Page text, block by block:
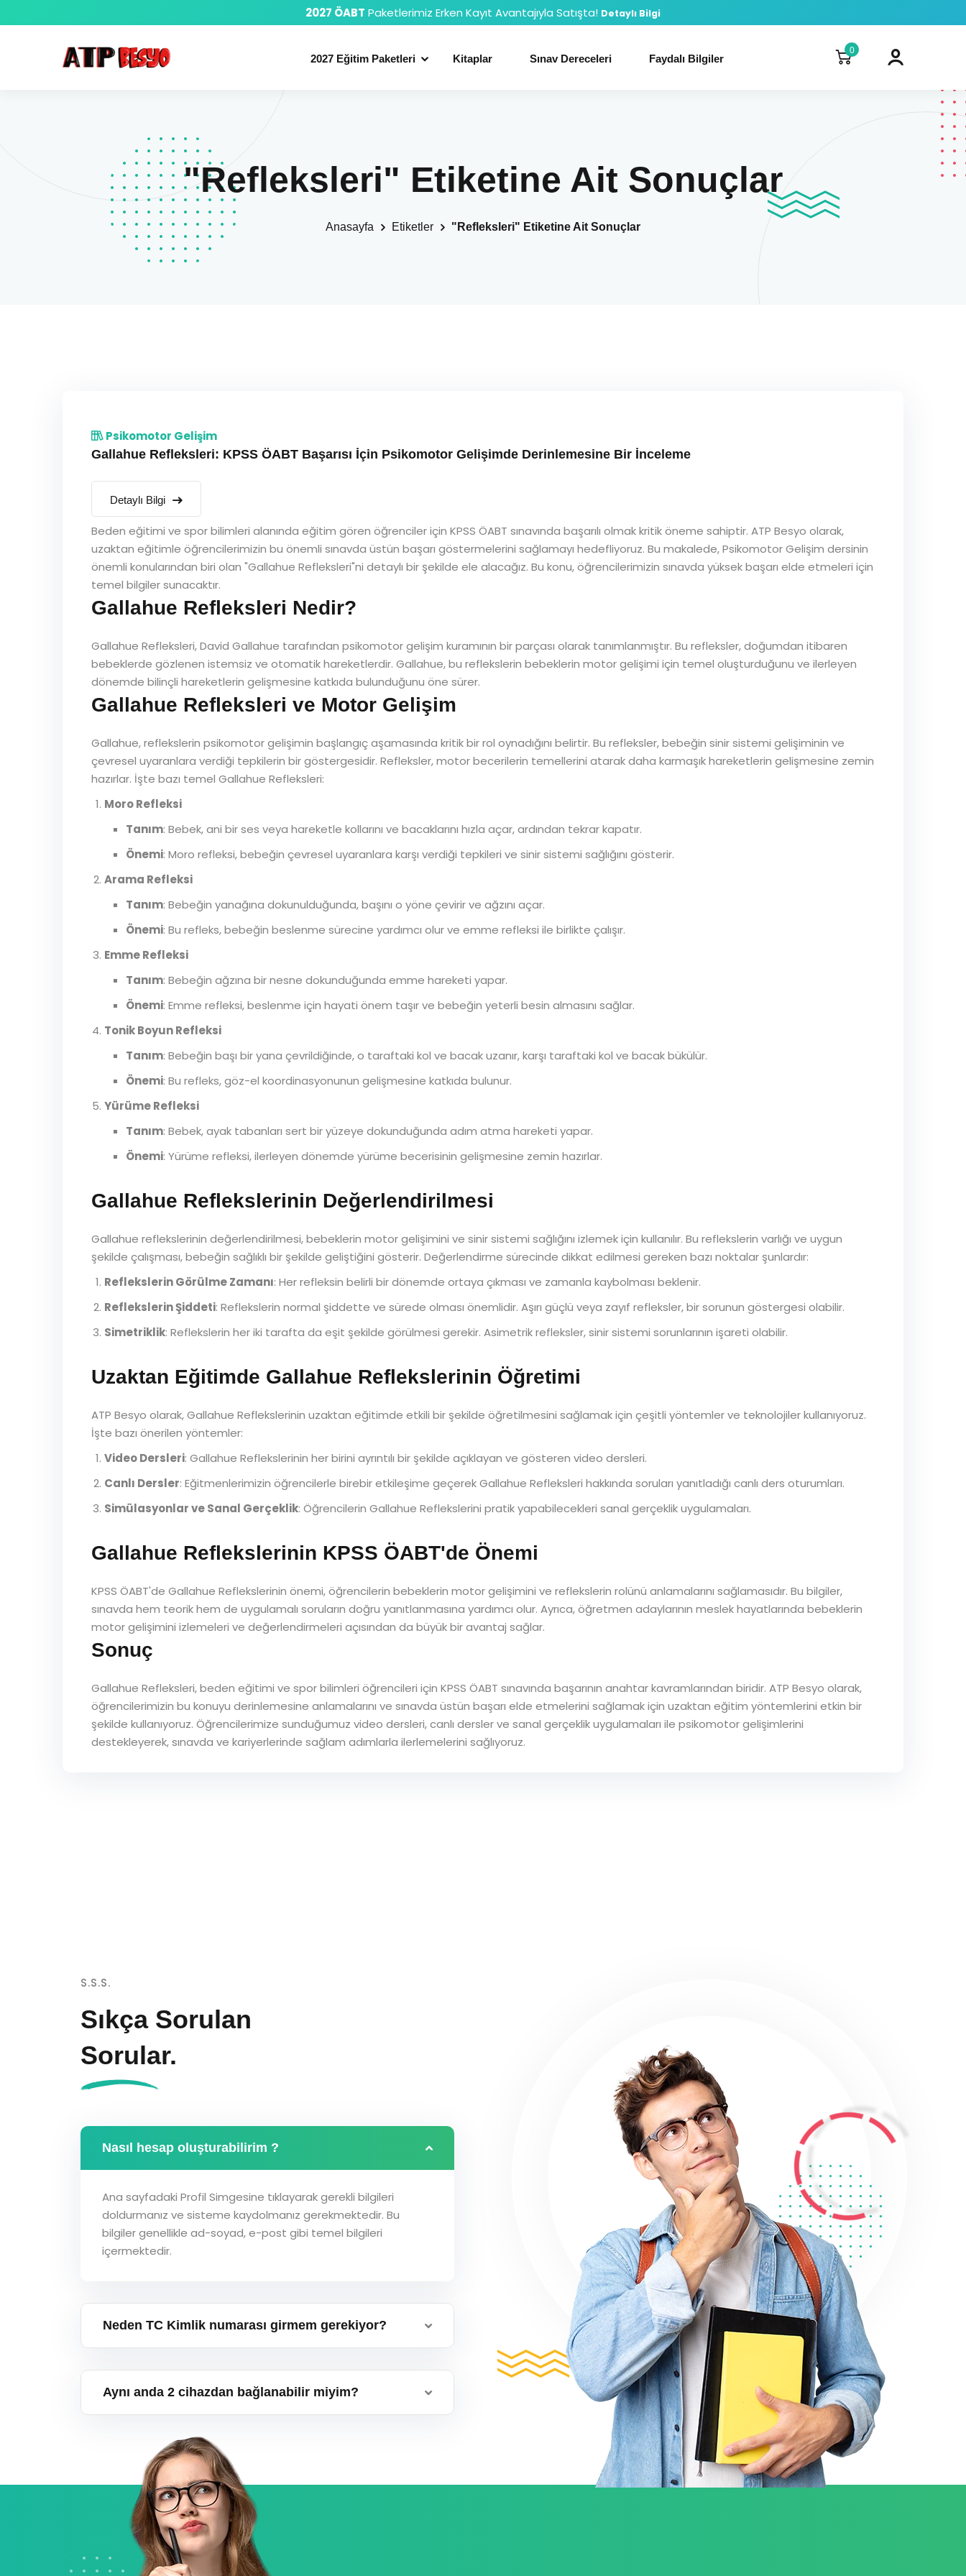
2027 ÖABT Paketlerimiz Erken Kayıt Avantajıyla Satışta! Detaylı Bilgi
2027 Eğitim Paketleri Kitaplar Sınav Dereceleri Faydalı Bilgiler
0
"Refleksleri" Etiketine Ait Sonuçlar
Anasayfa Etiketler "Refleksleri" Etiketine Ait Sonuçlar
Psikomotor Gelişim
Gallahue Refleksleri: KPSS ÖABT Başarısı İçin Psikomotor Gelişimde Derinlemesine Bir İnceleme
Detaylı Bilgi
Beden eğitimi ve spor bilimleri alanında eğitim gören öğrenciler için KPSS ÖABT sınavında başarılı olmak kritik öneme sahiptir. ATP Besyo olarak,
uzaktan eğitimle öğrencilerimizin bu önemli sınavda üstün başarı göstermelerini sağlamayı hedefliyoruz. Bu makalede, Psikomotor Gelişim dersinin
önemli konularından biri olan "Gallahue Refleksleri"ni detaylı bir şekilde ele alacağız. Bu konu, öğrencilerimizin sınavda yüksek başarı elde etmeleri için
temel bilgiler sunacaktır.
Gallahue Refleksleri Nedir?
Gallahue Refleksleri, David Gallahue tarafından psikomotor gelişim kuramının bir parçası olarak tanımlanmıştır. Bu refleksler, doğumdan itibaren
bebeklerde gözlenen istemsiz ve otomatik hareketlerdir. Gallahue, bu reflekslerin bebeklerin motor gelişimi için temel oluşturduğunu ve ilerleyen
dönemde bilinçli hareketlerin gelişmesine katkıda bulunduğunu öne sürer.
Gallahue Refleksleri ve Motor Gelişim
Gallahue, reflekslerin psikomotor gelişimin başlangıç aşamasında kritik bir rol oynadığını belirtir. Bu refleksler, bebeğin sinir sistemi gelişiminin ve
çevresel uyaranlara verdiği tepkilerin bir göstergesidir. Refleksler, motor becerilerin temellerini atarak daha karmaşık hareketlerin gelişmesine zemin
hazırlar. İşte bazı temel Gallahue Refleksleri:
Moro Refleksi
Tanım: Bebek, ani bir ses veya hareketle kollarını ve bacaklarını hızla açar, ardından tekrar kapatır.
Önemi: Moro refleksi, bebeğin çevresel uyaranlara karşı verdiği tepkileri ve sinir sistemi sağlığını gösterir.
Arama Refleksi
Tanım: Bebeğin yanağına dokunulduğunda, başını o yöne çevirir ve ağzını açar.
Önemi: Bu refleks, bebeğin beslenme sürecine yardımcı olur ve emme refleksi ile birlikte çalışır.
Emme Refleksi
Tanım: Bebeğin ağzına bir nesne dokunduğunda emme hareketi yapar.
Önemi: Emme refleksi, beslenme için hayati önem taşır ve bebeğin yeterli besin almasını sağlar.
Tonik Boyun Refleksi
Tanım: Bebeğin başı bir yana çevrildiğinde, o taraftaki kol ve bacak uzanır, karşı taraftaki kol ve bacak bükülür.
Önemi: Bu refleks, göz-el koordinasyonunun gelişmesine katkıda bulunur.
Yürüme Refleksi
Tanım: Bebek, ayak tabanları sert bir yüzeye dokunduğunda adım atma hareketi yapar.
Önemi: Yürüme refleksi, ilerleyen dönemde yürüme becerisinin gelişmesine zemin hazırlar.
Gallahue Reflekslerinin Değerlendirilmesi
Gallahue reflekslerinin değerlendirilmesi, bebeklerin motor gelişimini ve sinir sistemi sağlığını izlemek için kullanılır. Bu reflekslerin varlığı ve uygun
şekilde çalışması, bebeğin sağlıklı bir şekilde geliştiğini gösterir. Değerlendirme sürecinde dikkat edilmesi gereken bazı noktalar şunlardır:
Reflekslerin Görülme Zamanı: Her refleksin belirli bir dönemde ortaya çıkması ve zamanla kaybolması beklenir.
Reflekslerin Şiddeti: Reflekslerin normal şiddette ve sürede olması önemlidir. Aşırı güçlü veya zayıf refleksler, bir sorunun göstergesi olabilir.
Simetriklik: Reflekslerin her iki tarafta da eşit şekilde görülmesi gerekir. Asimetrik refleksler, sinir sistemi sorunlarının işareti olabilir.
Uzaktan Eğitimde Gallahue Reflekslerinin Öğretimi
ATP Besyo olarak, Gallahue Reflekslerinin uzaktan eğitimde etkili bir şekilde öğretilmesini sağlamak için çeşitli yöntemler ve teknolojiler kullanıyoruz.
İşte bazı önerilen yöntemler:
Video Dersleri: Gallahue Reflekslerinin her birini ayrıntılı bir şekilde açıklayan ve gösteren video dersleri.
Canlı Dersler: Eğitmenlerimizin öğrencilerle birebir etkileşime geçerek Gallahue Refleksleri hakkında soruları yanıtladığı canlı ders oturumları.
Simülasyonlar ve Sanal Gerçeklik: Öğrencilerin Gallahue Reflekslerini pratik yapabilecekleri sanal gerçeklik uygulamaları.
Gallahue Reflekslerinin KPSS ÖABT'de Önemi
KPSS ÖABT'de Gallahue Reflekslerinin önemi, öğrencilerin bebeklerin motor gelişimini ve reflekslerin rolünü anlamalarını sağlamasıdır. Bu bilgiler,
sınavda hem teorik hem de uygulamalı soruların doğru yanıtlanmasına yardımcı olur. Ayrıca, öğretmen adaylarının meslek hayatlarında bebeklerin
motor gelişimini izlemeleri ve değerlendirmeleri açısından da büyük bir avantaj sağlar.
Sonuç
Gallahue Refleksleri, beden eğitimi ve spor bilimleri öğrencileri için KPSS ÖABT sınavında başarının anahtar kavramlarından biridir. ATP Besyo olarak,
öğrencilerimizin bu konuyu derinlemesine anlamalarını ve sınavda üstün başarı elde etmelerini sağlamak için uzaktan eğitim yöntemlerini etkin bir
şekilde kullanıyoruz. Öğrencilerimize sunduğumuz video dersleri, canlı dersler ve sanal gerçeklik uygulamaları ile psikomotor gelişimlerini
destekleyerek, sınavda ve kariyerlerinde sağlam adımlarla ilerlemelerini sağlıyoruz.
S.S.S.
Sıkça Sorulan
Sorular.
Nasıl hesap oluşturabilirim ?
Ana sayfadaki Profil Simgesine tıklayarak gerekli bilgileri
doldurmanız ve sisteme kaydolmanız gerekmektedir. Bu
bilgiler genellikle ad-soyad, e-post gibi temel bilgileri
içermektedir.
Neden TC Kimlik numarası girmem gerekiyor?
Aynı anda 2 cihazdan bağlanabilir miyim?